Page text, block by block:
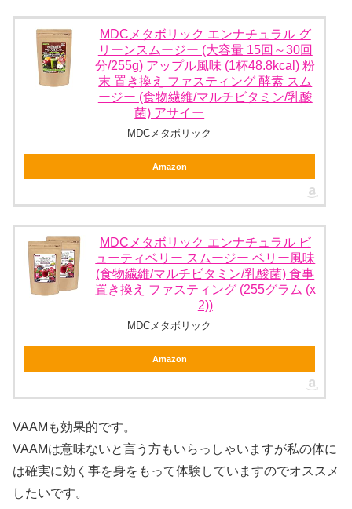
MDCメタボリック エンナチュラル グ
リーンスムージー (大容量 15回～30回
分/255g) アップル風味 (1杯48.8kcal) 粉
末 置き換え ファスティング 酵素 スム
ージー (食物繊維/マルチビタミン/乳酸
菌) アサイー
MDCメタボリック
Amazon
MDCメタボリック エンナチュラル ビ
ューティベリー スムージー ベリー風味
(食物繊維/マルチビタミン/乳酸菌) 食事
置き換え ファスティング (255グラム (x
2))
MDCメタボリック
Amazon
VAAMも効果的です。
VAAMは意味ないと言う方もいらっしゃいますが私の体に
は確実に効く事を身をもって体験していますのでオススメ
したいです。